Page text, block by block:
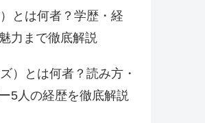
とは何者？学歴・経
力まで徹底解説
）とは何者？読み方・
5人の経歴を徹底解説